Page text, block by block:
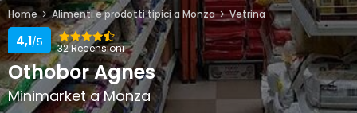
Home Alimenti e prodotti tipici a Monza Vetrina
32 Recensioni
4,1/5
Othobor Agnes
Minimarket a Monza